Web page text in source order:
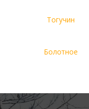
Тогучин
Болотное